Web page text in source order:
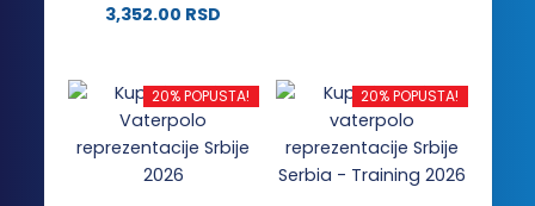
3,352.00 RSD
ima
više
varijanti.
Opcije
više
varijanti.
Opcije
mogu
20% POPUSTA! 20% POPUSTA!